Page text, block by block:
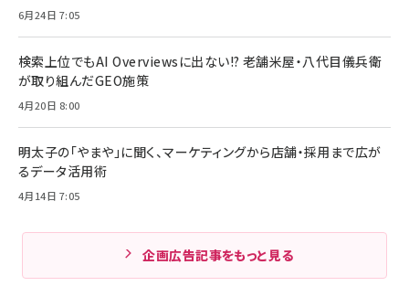
6月24日 7:05
検索上位でもAI Overviewsに出ない!? 老舗米屋・八代目儀兵衛
が取り組んだGEO施策
4月20日 8:00
明太子の「やまや」に聞く、マーケティングから店舗・採用まで広が
るデータ活用術
4月14日 7:05
企画広告記事をもっと見る